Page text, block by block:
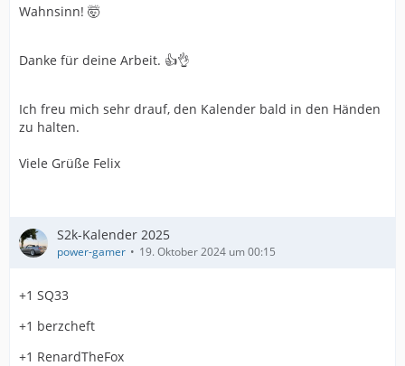
Wahnsinn! 🤯
Danke für deine Arbeit. 👍👌
Ich freu mich sehr drauf, den Kalender bald in den Händen
zu halten.
Viele Grüße Felix
S2k-Kalender 2025
power-gamer 19. Oktober 2024 um 00:15
+1 SQ33
+1 berzcheft
+1 RenardTheFox